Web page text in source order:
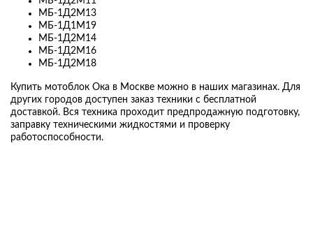
МБ-1Д2М13
МБ-1Д1М19
МБ-1Д2М14
МБ-1Д2М16
МБ-1Д2М18
Купить мотоблок Ока в Москве можно в наших магазинах. Для
других городов доступен заказ техники с бесплатной
доставкой. Вся техника проходит предпродажную подготовку,
заправку техническими жидкостями и проверку
работоспособности.